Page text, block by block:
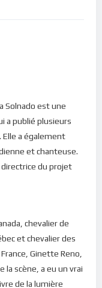
Solnado est une
a publié plusieurs
Elle a également
et chanteuse.
du projet
chevalier de
et chevalier des
Ginette Reno,
la scène, a eu un vrai
de la lumière